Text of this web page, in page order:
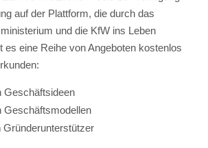
auf der Plattform, die durch das
und die KfW ins Leben
es eine Reihe von Angeboten kostenlos
Geschäftsideen
Geschäftsmodellen
Gründerunterstützer